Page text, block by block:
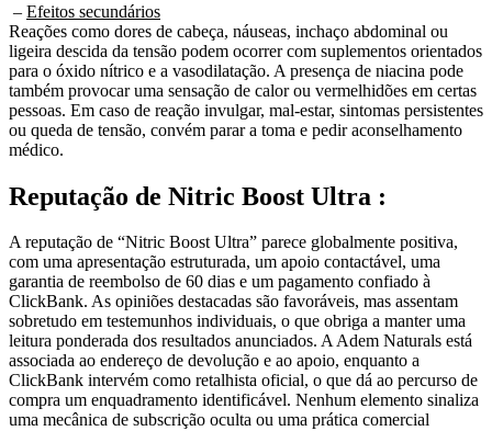
Reações como dores de cabeça, náuseas, inchaço abdominal ou
ligeira descida da tensão podem ocorrer com suplementos orientados
para o óxido nítrico e a vasodilatação. A presença de niacina pode
também provocar uma sensação de calor ou vermelhidões em certas
pessoas. Em caso de reação invulgar, mal-estar, sintomas persistentes
ou queda de tensão, convém parar a toma e pedir aconselhamento
médico.
com uma apresentação estruturada, um apoio contactável, uma
garantia de reembolso de 60 dias e um pagamento confiado à
ClickBank. As opiniões destacadas são favoráveis, mas assentam
sobretudo em testemunhos individuais, o que obriga a manter uma
leitura ponderada dos resultados anunciados. A Adem Naturals está
associada ao endereço de devolução e ao apoio, enquanto a
ClickBank intervém como retalhista oficial, o que dá ao percurso de
compra um enquadramento identificável. Nenhum elemento sinaliza
uma mecânica de subscrição oculta ou uma prática comercial
manifestamente enganosa nas informações disponíveis.